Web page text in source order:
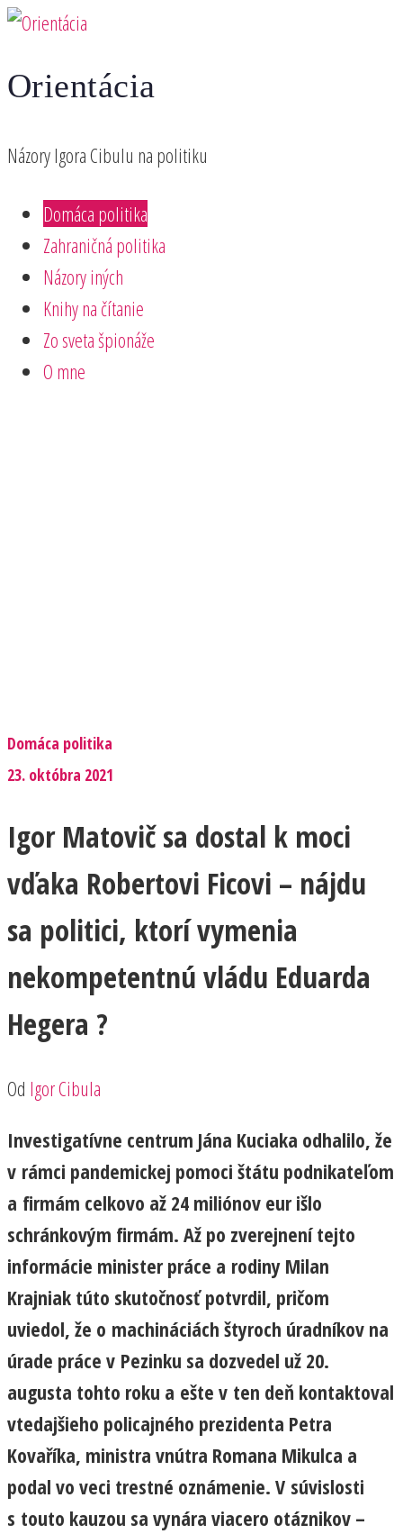
Preskočiť
obsah
Orientácia
Názory Igora Cibulu na politiku
Domáca politika
Zahraničná politika
Názory iných
Knihy na čítanie
Zo sveta špionáže
O mne
Domáca politika
23. októbra 2021
Igor Matovič sa dostal k moci
vďaka Robertovi Ficovi – nájdu
sa politici, ktorí vymenia
nekompetentnú vládu Eduarda
Hegera ?
Od Igor Cibula
Investigatívne centrum Jána Kuciaka odhalilo, že
v rámci pandemickej pomoci štátu podnikateľom
a firmám celkovo až 24 miliónov eur išlo
schránkovým firmám. Až po zverejnení tejto
informácie minister práce a rodiny Milan
Krajniak túto skutočnosť potvrdil, pričom
uviedol, že o machináciách štyroch úradníkov na
úrade práce v Pezinku sa dozvedel už 20.
augusta tohto roku a ešte v ten deň kontaktoval
vtedajšieho policajného prezidenta Petra
Kovaříka, ministra vnútra Romana Mikulca a
podal vo veci trestné oznámenie. V súvislosti
s touto kauzou sa vynára viacero otáznikov –